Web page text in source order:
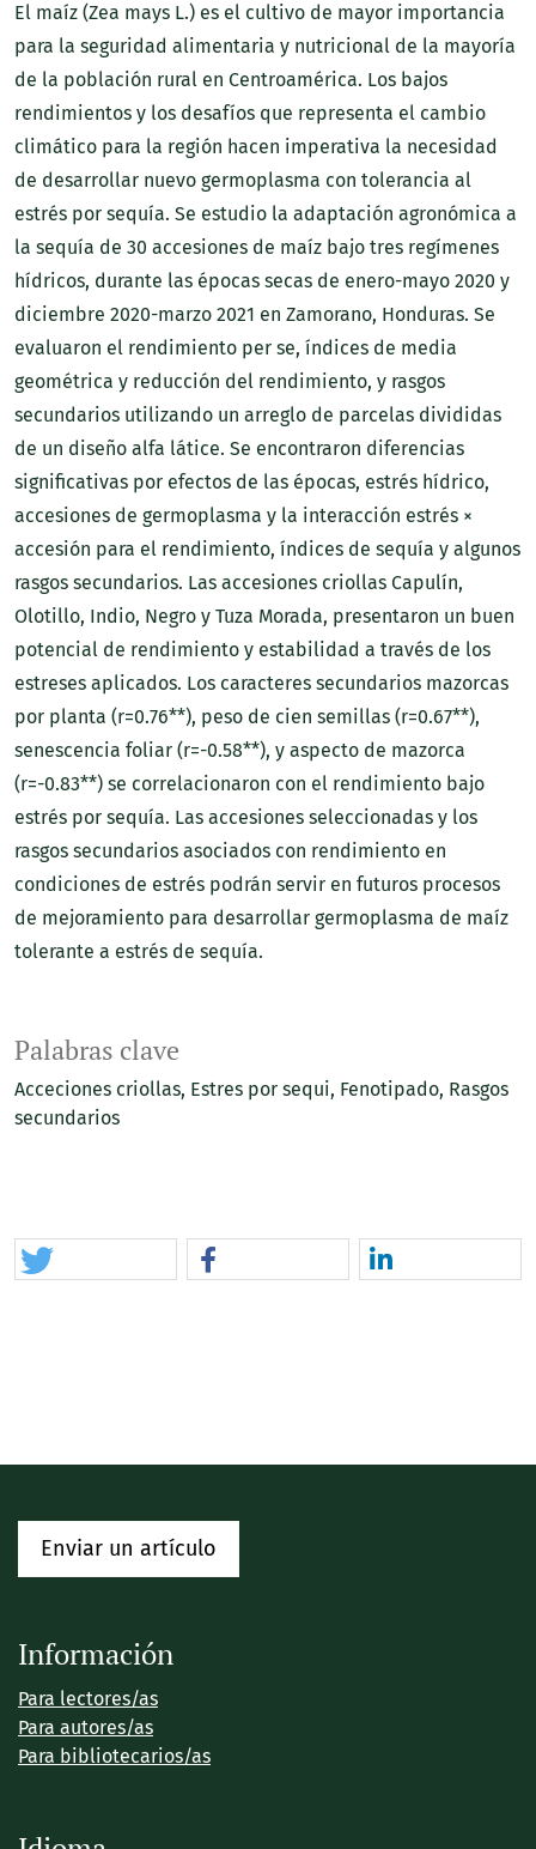
Palabras clave
Acceciones criollas Estres por sequi Fenotipado Rasgos
secundarios
El maíz (Zea mays L.) es el cultivo de mayor importancia
para la seguridad alimentaria y nutricional de la mayoría
de la población rural en Centroamérica. Los bajos
rendimientos y los desafíos que representa el cambio
climático para la región hacen imperativa la necesidad
de desarrollar nuevo germoplasma con tolerancia al
estrés por sequía. Se estudio la adaptación agronómica a
la sequía de 30 accesiones de maíz bajo tres regímenes
hídricos, durante las épocas secas de enero-mayo 2020 y
diciembre 2020-marzo 2021 en Zamorano, Honduras. Se
evaluaron el rendimiento per se, índices de media
geométrica y reducción del rendimiento, y rasgos
secundarios utilizando un arreglo de parcelas divididas
de un diseño alfa látice. Se encontraron diferencias
significativas por efectos de las épocas, estrés hídrico,
accesiones de germoplasma y la interacción estrés ×
accesión para el rendimiento, índices de sequía y algunos
rasgos secundarios. Las accesiones criollas Capulín,
Olotillo, Indio, Negro y Tuza Morada, presentaron un buen
potencial de rendimiento y estabilidad a través de los
estreses aplicados. Los caracteres secundarios mazorcas
por planta (r=0.76**), peso de cien semillas (r=0.67**),
senescencia foliar (r=-0.58**), y aspecto de mazorca
(r=-0.83**) se correlacionaron con el rendimiento bajo
estrés por sequía. Las accesiones seleccionadas y los
rasgos secundarios asociados con rendimiento en
condiciones de estrés podrán servir en futuros procesos
de mejoramiento para desarrollar germoplasma de maíz
tolerante a estrés de sequía.
Enviar un artículo
Información
Para lectores/as
Para autores/as
Para bibliotecarios/as